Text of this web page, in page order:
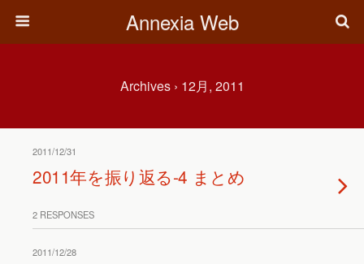
Annexia Web
Archives › 12月, 2011
2011/12/31
2011年を振り返る-4 まとめ
2 RESPONSES
2011/12/28